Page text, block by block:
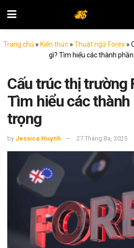
Trang chủ » Kiến thức » Thuật ngữ Forex »
gì? Tìm hiểu các thành
Cấu trúc thị trường
Tìm hiểu các thành
trọng
by Jessica Huynh 27 Tháng Ba, 2025